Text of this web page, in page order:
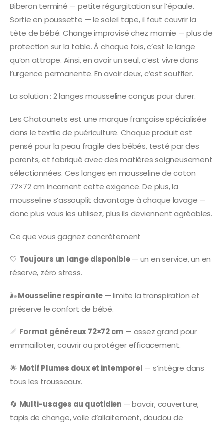
Biberon terminé — petite régurgitation sur l’épaule.
Sortie en poussette — le soleil tape, il faut couvrir la
tête de bébé. Change improvisé chez mamie — plus de
protection sur la table. À chaque fois, c’est le lange
qu’on attrape. Ainsi, en avoir un seul, c’est vivre dans
l’urgence permanente. En avoir deux, c’est souffler.
La solution : 2 langes mousseline conçus pour durer.
Les Chatounets est une marque française spécialisée
dans le textile de puériculture. Chaque produit est
pensé pour la peau fragile des bébés, testé par des
parents, et fabriqué avec des matières soigneusement
sélectionnées. Ces langes en mousseline de coton
72×72 cm incarnent cette exigence. De plus, la
mousseline s’assouplit davantage à chaque lavage —
donc plus vous les utilisez, plus ils deviennent agréables.
Ce que vous gagnez concrètement
🤍 Toujours un lange disponible— un en service, un en
réserve, zéro stress.
🌬️Mousseline respirante — limite la transpiration et
préserve le confort de bébé.
📐 Format généreux 72×72 cm — assez grand pour
emmailloter, couvrir ou protéger efficacement.
🌟 Motif Plumes doux et intemporel — s’intègre dans
tous les trousseaux.
🔄 Multi-usages au quotidien — bavoir, couverture,
tapis de change, voile d’allaitement, doudou de